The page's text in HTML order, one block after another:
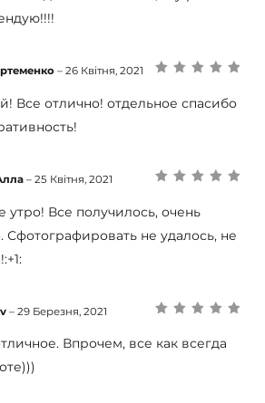
5
– 26 Квітня, 2021
Все отлично! отдельное спасибо
– 25 Квітня, 2021
утро! Все получилось, очень
Сфотографировать не удалось, не
5
– 29 Березня, 2021
Впрочем, все как всегда